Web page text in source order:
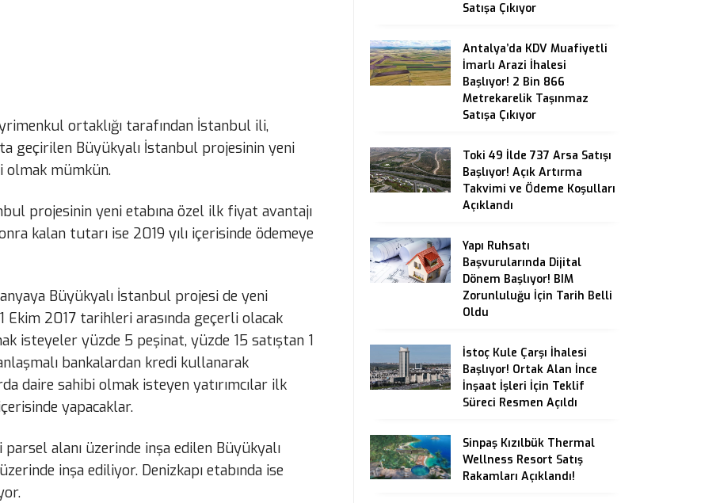
ortaklığı tarafından İstanbul ili,
geçirilen Büyükyalı İstanbul projesinin yeni
olmak mümkün.
projesinin yeni etabına özel ilk fiyat avantajı
kalan tutarı ise 2019 yılı içerisinde ödemeye
Büyükyalı İstanbul projesi de yeni
2017 tarihleri arasında geçerli olacak
isteyeler yüzde 5 peşinat, yüzde 15 satıştan 1
bankalardan kredi kullanarak
daire sahibi olmak isteyen yatırımcılar ilk
yapacaklar.
alanı üzerinde inşa edilen Büyükyalı
inşa ediliyor. Denizkapı etabında ise
Satışa Çıkıyor
Antalya’da KDV Muafiyetli
İmarlı Arazi İhalesi
Başlıyor! 2 Bin 866
Metrekarelik Taşınmaz
Satışa Çıkıyor
Toki 49 İlde 737 Arsa Satışı
Başlıyor! Açık Artırma
Takvimi ve Ödeme Koşulları
Açıklandı
Yapı Ruhsatı
Başvurularında Dijital
Dönem Başlıyor! BIM
Zorunluluğu İçin Tarih Belli
Oldu
İstoç Kule Çarşı İhalesi
Başlıyor! Ortak Alan İnce
İnşaat İşleri İçin Teklif
Süreci Resmen Açıldı
Sinpaş Kızılbük Thermal
Wellness Resort Satış
Rakamları Açıklandı!